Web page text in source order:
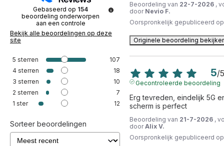
Gebaseerd op 154
beoordeling onderworpen
aan een controle
Bekijk alle beoordelingen op deze
site
5 sterren
107
4 sterren
18
3 sterren
10
2 sterren
7
1 ster 12
Sorteer beoordelingen
Beoordeling van 22-7-2026 ,
door Nevio F.
Oorspronkelijk gepubliceerd
Originele beoordeling
5/5
Gecontroleerde beoordeling
Erg tevreden, eindelijk 5G
scherm is perfect
Beoordeling van 21-7-2026 ,
doorAlix V.
Oorspronkelijk gepubliceerd